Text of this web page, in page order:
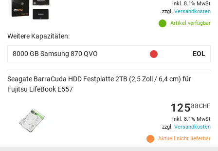
Artikel verfügbar
inkl. 8.1% MwSt
zzgl. Versandkosten
Weitere Kapazitäten:
8000 GB Samsung 870 QVO EOL
Seagate BarraCuda HDD Festplatte 2TB (2,5 Zoll / 6,4 cm) für
Fujitsu LifeBook E557
Aktuell nicht lieferbar
12588CHF
inkl. 8.1% MwSt
zzgl. Versandkosten